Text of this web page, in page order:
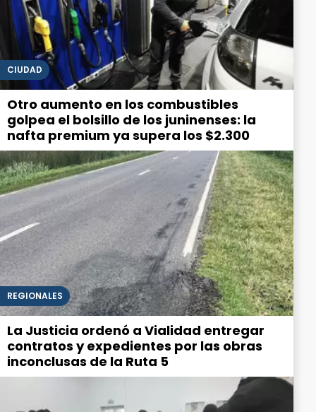
CIUDAD
Otro aumento en los combustibles
golpea el bolsillo de los juninenses: la
nafta premium ya supera los $2.300
REGIONALES
La Justicia ordenó a Vialidad entregar
contratos y expedientes por las obras
inconclusas de la Ruta 5